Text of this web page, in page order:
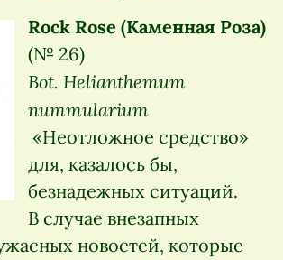
Rock Rose (Каменная Роза)
(№ 26)
Bot. Helianthemum
nummularium
«Неотложное средство»
для, казалось бы,
безнадежных ситуаций.
В случае внезапных
новостей, которые